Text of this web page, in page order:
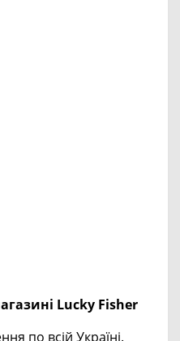
Lucky Fisher
по всій Україні.